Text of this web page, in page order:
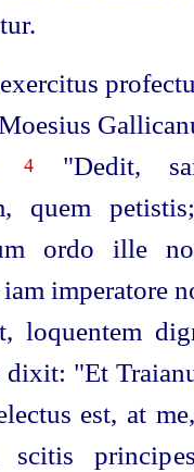
4
"Dedit,
quem
ordo ille
iam imperatore
loquentem
dixit: "Et
est, at